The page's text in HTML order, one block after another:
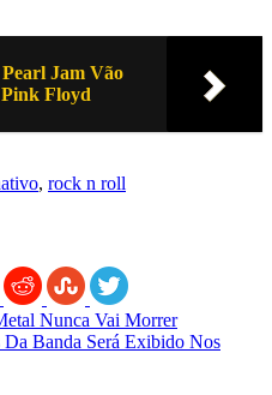
Pearl Jam Vão
Floyd
, rock n roll
Nunca Vai Morrer
Banda Será Exibido Nos